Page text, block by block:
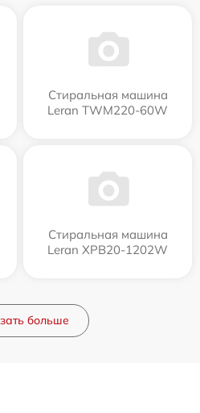
Стиральная машина
Leran TWM220-60W
Стиральная машина
Leran XPB20-1202W
больше